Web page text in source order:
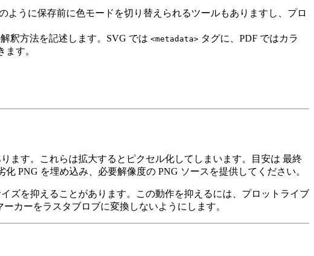
ように保存前に色モードを切り替えられるツールもありますし、プロ
釈方法を記述します。SVG では <metadata> タグに、PDF ではカラ
す。
ます。これらは拡大するとピクセル化してしまいます。目安は 最終
化 PNG を埋め込み、必要解像度の PNG ソースを提供してください。
ズを抑えることがあります。この動作を抑えるには、プロットライブ
ーカーをラスタブロブに変換しないようにします。